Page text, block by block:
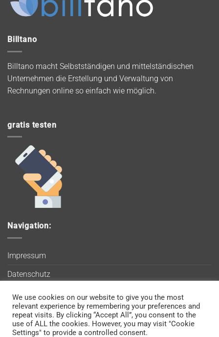
Billtano
Billtano macht Selbstständigen und mittelständischen
Unternehmen die Erstellung und Verwaltung von
Rechnungen online so einfach wie möglich.
gratis testen
Navigation:
Impressum
Datenschutz
AGB
Blog
Kontakt
We use cookies on our website to give you the most
relevant experience by remembering your preferences and
repeat visits. By clicking “Accept All”, you consent to the
use of ALL the cookies. However, you may visit "Cookie
Settings" to provide a controlled consent.
Wir verwenden Cookies, um sicherzustellen, dass Sie auf
unserer Website die bestmögliche Erfahrung machen. Wenn
Sie diese Website weiterhin nutzen, gehen wir davon aus, dass